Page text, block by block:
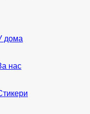
дома
нас